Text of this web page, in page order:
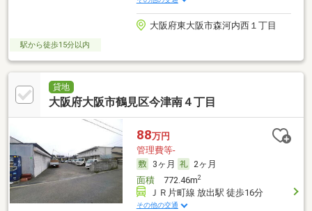
大阪府東大阪市森河内西１丁目
駅から徒歩15分以内
貸地
大阪府大阪市鶴見区今津南４丁目
88万円
管理費等-
3ヶ月
2ヶ月
面積772.46m2
ＪＲ片町線 放出駅 徒歩16分
その他の交通